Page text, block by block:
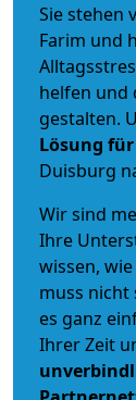
Sie stehen
Farim und
helfen und
gestalten.
Lösung
Duisburg
Wir sind
Ihre
wissen,
muss nicht
es ganz
Ihrer Zeit